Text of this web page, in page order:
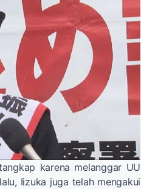
karena melanggar UU
Iizuka juga telah mengakui